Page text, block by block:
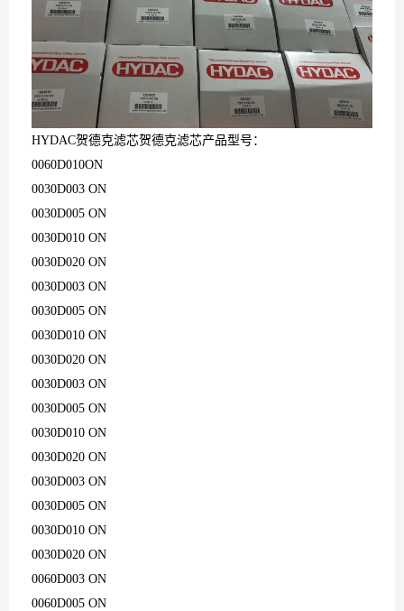
HYDAC贺德克滤芯贺德克滤芯产品型号：
0060D010ON
0030D003 ON
0030D005 ON
0030D010 ON
0030D020 ON
0030D003 ON
0030D005 ON
0030D010 ON
0030D020 ON
0030D003 ON
0030D005 ON
0030D010 ON
0030D020 ON
0030D003 ON
0030D005 ON
0030D010 ON
0030D020 ON
0060D003 ON
0060D005 ON